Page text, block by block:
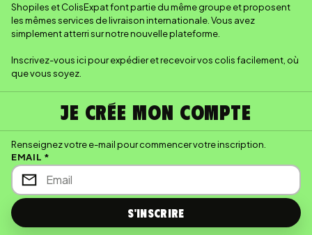
Shopiles et ColisExpat font partie du même groupe et proposent
les mêmes services de livraison internationale. Vous avez
simplement atterri sur notre nouvelle plateforme.
Inscrivez-vous ici pour expédier et recevoir vos colis facilement, où
que vous soyez.
JE CRÉE MON COMPTE
Renseignez votre e-mail pour commencer votre inscription.
EMAIL *
S'inscrire